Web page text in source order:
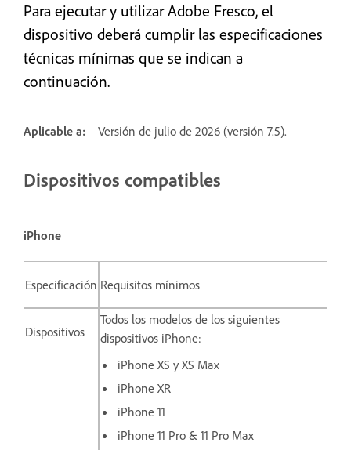
Para ejecutar y utilizar Adobe Fresco, el
dispositivo deberá cumplir las especificaciones
técnicas mínimas que se indican a
continuación.
Aplicable a: Versión de julio de 2026 (versión 7.5).
Dispositivos compatibles
iPhone
Especificación Requisitos mínimos
Dispositivos
Todos los modelos de los siguientes
dispositivos iPhone:
iPhone XS y XS Max
iPhone XR
iPhone 11
iPhone 11 Pro & 11 Pro Max